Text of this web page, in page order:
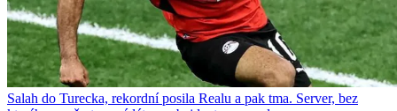
Salah do Turecka, rekordní posila Realu a pak tma. Server, bez